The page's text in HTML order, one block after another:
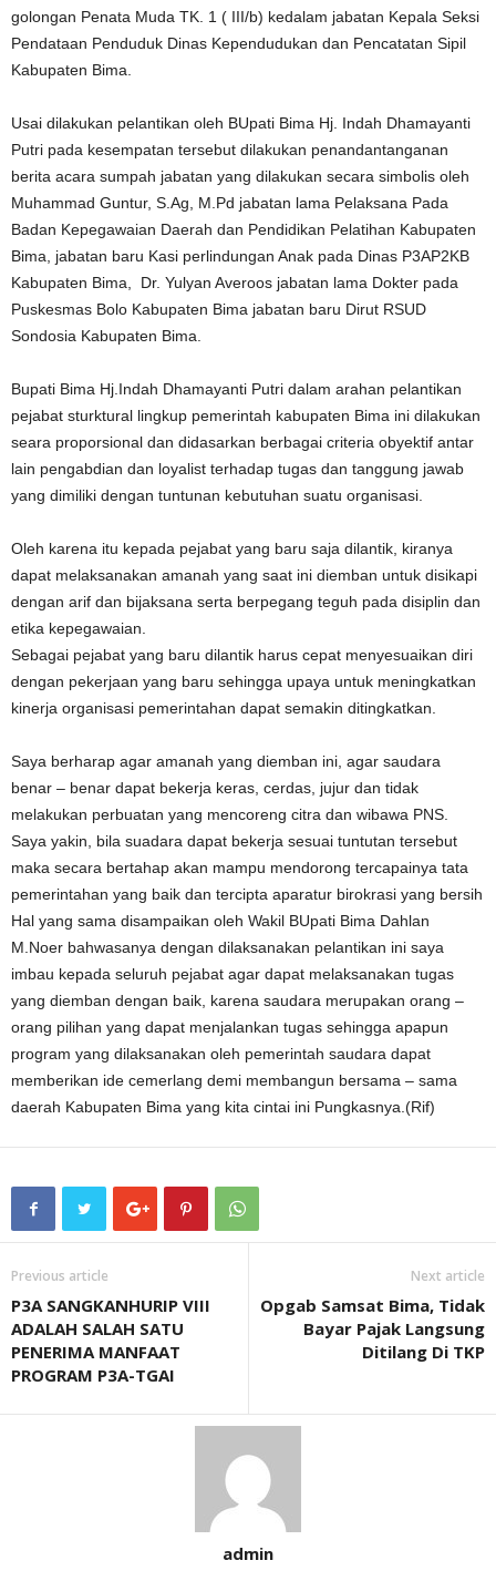
golongan Penata Muda TK. 1 ( III/b) kedalam jabatan Kepala Seksi
Pendataan Penduduk Dinas Kependudukan dan Pencatatan Sipil
Kabupaten Bima.
Usai dilakukan pelantikan oleh BUpati Bima Hj. Indah Dhamayanti
Putri pada kesempatan tersebut dilakukan penandantanganan
berita acara sumpah jabatan yang dilakukan secara simbolis oleh
Muhammad Guntur, S.Ag, M.Pd jabatan lama Pelaksana Pada
Badan Kepegawaian Daerah dan Pendidikan Pelatihan Kabupaten
Bima, jabatan baru Kasi perlindungan Anak pada Dinas P3AP2KB
Kabupaten Bima, Dr. Yulyan Averoos jabatan lama Dokter pada
Puskesmas Bolo Kabupaten Bima jabatan baru Dirut RSUD
Sondosia Kabupaten Bima.
Bupati Bima Hj.Indah Dhamayanti Putri dalam arahan pelantikan
pejabat sturktural lingkup pemerintah kabupaten Bima ini dilakukan
seara proporsional dan didasarkan berbagai criteria obyektif antar
lain pengabdian dan loyalist terhadap tugas dan tanggung jawab
yang dimiliki dengan tuntunan kebutuhan suatu organisasi.
Oleh karena itu kepada pejabat yang baru saja dilantik, kiranya
dapat melaksanakan amanah yang saat ini diemban untuk disikapi
dengan arif dan bijaksana serta berpegang teguh pada disiplin dan
etika kepegawaian.
Sebagai pejabat yang baru dilantik harus cepat menyesuaikan diri
dengan pekerjaan yang baru sehingga upaya untuk meningkatkan
kinerja organisasi pemerintahan dapat semakin ditingkatkan.
Saya berharap agar amanah yang diemban ini, agar saudara
benar – benar dapat bekerja keras, cerdas, jujur dan tidak
melakukan perbuatan yang mencoreng citra dan wibawa PNS.
Saya yakin, bila suadara dapat bekerja sesuai tuntutan tersebut
maka secara bertahap akan mampu mendorong tercapainya tata
pemerintahan yang baik dan tercipta aparatur birokrasi yang bersih
Hal yang sama disampaikan oleh Wakil BUpati Bima Dahlan
M.Noer bahwasanya dengan dilaksanakan pelantikan ini saya
imbau kepada seluruh pejabat agar dapat melaksanakan tugas
yang diemban dengan baik, karena saudara merupakan orang –
orang pilihan yang dapat menjalankan tugas sehingga apapun
program yang dilaksanakan oleh pemerintah saudara dapat
memberikan ide cemerlang demi membangun bersama – sama
daerah Kabupaten Bima yang kita cintai ini Pungkasnya.(Rif)
Previous article
P3A SANGKANHURIP VIII
ADALAH SALAH SATU
PENERIMA MANFAAT
PROGRAM P3A-TGAI
Next article
Opgab Samsat Bima, Tidak
Bayar Pajak Langsung
Ditilang Di TKP
admin